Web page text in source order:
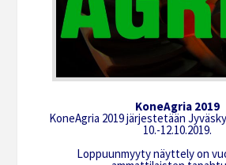
KoneAgria 2019
KoneAgria 2019 järjestetään
10.-12.10.2019.
Loppuunmyyty näyttely on